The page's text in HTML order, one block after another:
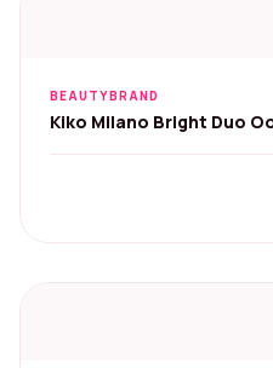
BEAUTYBRAND
Kiko Milano Bright Duo